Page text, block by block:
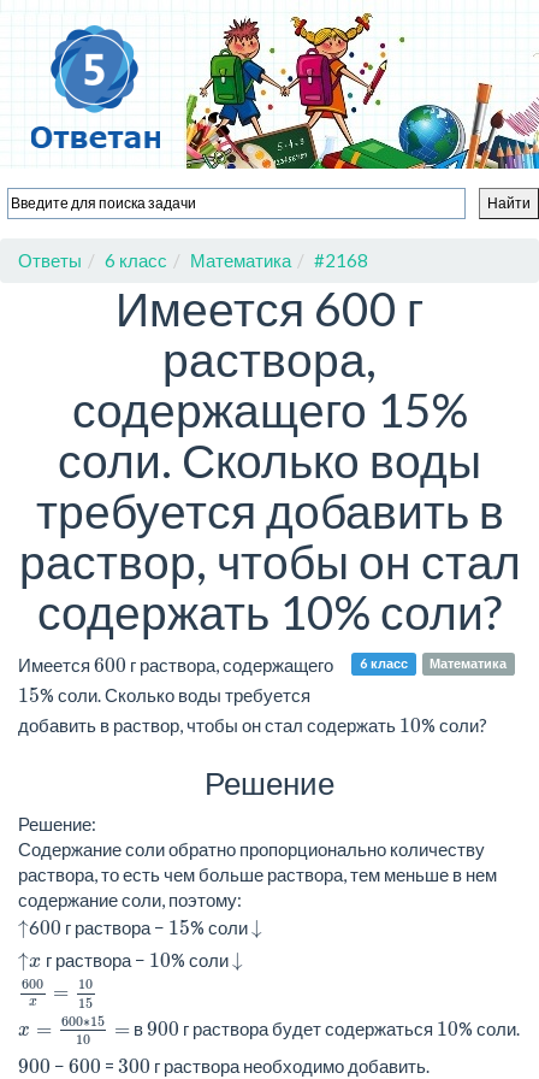
Ответы 6 класс Математика #2168
Имеется 600 г
раствора,
содержащего 15%
соли. Сколько воды
требуется добавить в
раствор, чтобы он стал
содержать 10% соли?
6 класс Математика
Имеется 600 г раствора, содержащего
15% соли. Сколько воды требуется
добавить в раствор, чтобы он стал содержать 10% соли?
Решение
Решение:
Содержание соли обратно пропорционально количеству
раствора, то есть чем больше раствора, тем меньше в нем
содержание соли, поэтому:
↑
↑600 г раствора − 15% соли↓
↓
↑
↑x г раствора − 10% соли↓
↓
600
x =
10
15
600 x 10 15
x = 600∗15
10
=
600∗15
в900 г раствора будет содержаться 10% соли.
900 − 600 = 300 г раствора необходимо добавить.